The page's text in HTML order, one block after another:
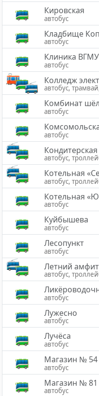
Кировская
автобус
Кладбище
автобус
Клиника ВГМУ
автобус
Колледж
автобус,
Комбинат
автобус
автобус
автобус,
Котельная
автобус,
Котельная
автобус
Куйбышева
автобус
Лесопункт
автобус
Летний
автобус,
автобус
Лужесно
автобус
Лучёса
автобус
Магазин № 54
автобус
Магазин № 81
автобус